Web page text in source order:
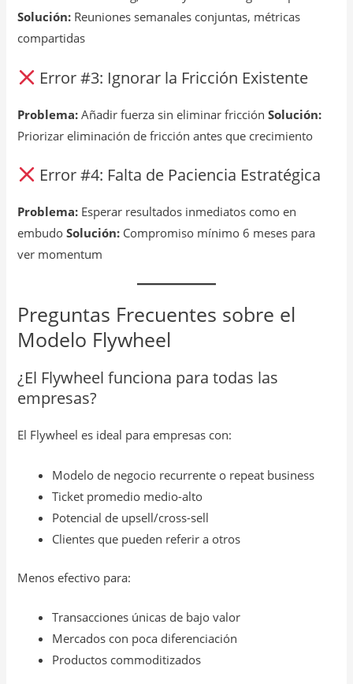
Solución: Reuniones semanales conjuntas, métricas
compartidas
Error #3: Ignorar la Fricción Existente
Problema: Añadir fuerza sin eliminar fricciónSolución:
Priorizar eliminación de fricción antes que crecimiento
Error #4: Falta de Paciencia Estratégica
Problema: Esperar resultados inmediatos como en
embudoSolución: Compromiso mínimo 6 meses para
ver momentum
Preguntas Frecuentes sobre el
Modelo Flywheel
¿El Flywheel funciona para todas las
empresas?
El Flywheel es ideal para empresas con:
Modelo de negocio recurrente o repeat business
Ticket promedio medio-alto
Potencial de upsell/cross-sell
Clientes que pueden referir a otros
Menos efectivo para:
Transacciones únicas de bajo valor
Mercados con poca diferenciación
Productos commoditizados